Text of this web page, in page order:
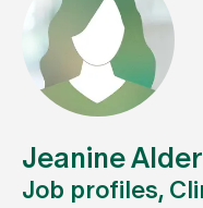
Specialist areas
Stay
Jeanine Alder
Job profiles,